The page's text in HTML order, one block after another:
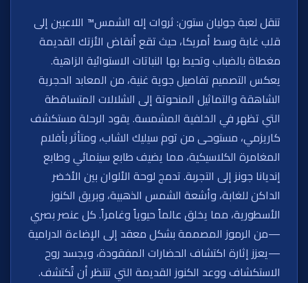
تنقل لعبة جوليان ستون: ثروات إله الشمس™ اللاعبين إلى
قلب غابة وسط أمريكا، حيث تقع أنقاض الأزتك القديمة
مغطاة بالضباب وتحيط بها النباتات الاستوائية الزاهية.
يعكس التصميم تفاصيل جوية غنية، من المعابد الحجرية
الشاهقة والتماثيل المنحوتة إلى الشلالات المتساقطة
التي تظهر في الخلفية المشمسة. يقود الرحلة مستكشف
كاريزمي، مستوحى من توم سيليك الشاب، ومتأثر بأفلام
المغامرة الكلاسيكية، مما يضيف طابع سينمائي وطابع
إنديانا جونز إلى التجربة. تدمج لوحة الألوان بين الأخضر
الداكن للغابة، وأشعة الشمس الذهبية، وبريق الكنوز
الأسطورية، مما يخلق عالماً حيوياً وغامراً. كل عنصر بصري
—من الرموز المصممة بشكل معقد إلى الإضاءة الدرامية
—يعزز إثارة اكتشاف الحضارات المفقودة، ويجسد روح
الاستكشاف ووعد الكنوز القديمة التي تنتظر أن تُكتشف.